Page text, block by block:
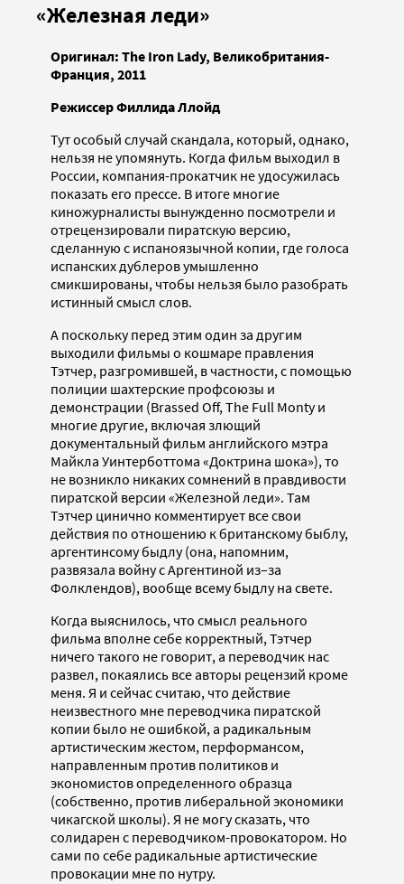
«Железная леди»
Оригинал: The Iron Lady, Великобритания-
Франция, 2011
Режиссер Филлида Ллойд
Тут особый случай скандала, который, однако,
нельзя не упомянуть. Когда фильм выходил в
России, компания-прокатчик не удосужилась
показать его прессе. В итоге многие
киножурналисты вынужденно посмотрели и
отрецензировали пиратскую версию,
сделанную с испаноязычной копии, где голоса
испанских дублеров умышленно
смикшированы, чтобы нельзя было разобрать
истинный смысл слов.
А поскольку перед этим один за другим
выходили фильмы о кошмаре правления
Тэтчер, разгромившей, в частности, с помощью
полиции шахтерские профсоюзы и
демонстрации (Brassed Off, The Full Monty и
многие другие, включая злющий
документальный фильм английского мэтра
Майкла Уинтерботтома «Доктрина шока»), то
не возникло никаких сомнений в правдивости
пиратской версии «Железной леди». Там
Тэтчер цинично комментирует все свои
действия по отношению к британскому быблу,
аргентинсому быдлу (она, напомним,
развязала войну с Аргентиной из–за
Фолклендов), вообще всему быдлу на свете.
Когда выяснилось, что смысл реального
фильма вполне себе корректный, Тэтчер
ничего такого не говорит, а переводчик нас
развел, покаялись все авторы рецензий кроме
меня. Я и сейчас считаю, что действие
неизвестного мне переводчика пиратской
копии было не ошибкой, а радикальным
артистическим жестом, перформансом,
направленным против политиков и
экономистов определенного образца
(собственно, против либеральной экономики
чикагской школы). Я не могу сказать, что
солидарен с переводчиком-провокатором. Но
сами по себе радикальные артистические
провокации мне по нутру.